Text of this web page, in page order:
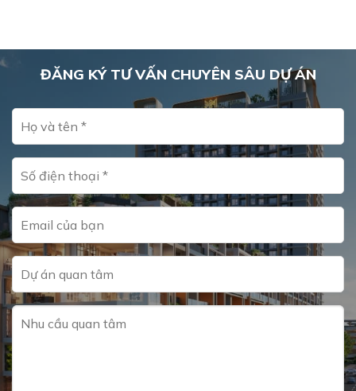
ĐĂNG KÝ TƯ VẤN CHUYÊN SÂU DỰ ÁN